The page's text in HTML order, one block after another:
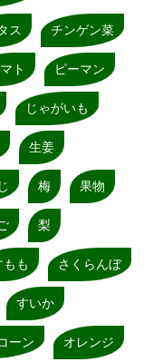
ス チンゲン菜
ト ピーマン
じゃがいも
生姜
梅 果物
梨
もも さくらんぼ
すいか
ーン オレンジ